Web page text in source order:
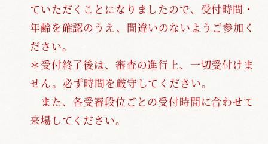
ていただくことになりましたので、受付時間・
年齢を確認のうえ、間違いのないようご参加く
ださい。
＊受付終了後は、審査の進行上、一切受付けま
せん。必ず時間を厳守してください。
また、各受審段位ごとの受付時間に合わせて
来場してください。